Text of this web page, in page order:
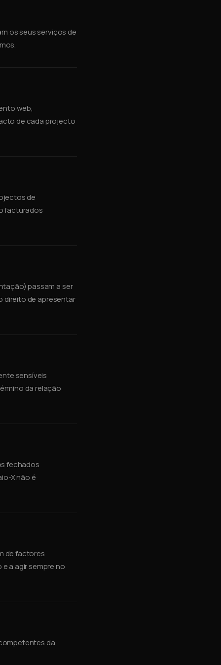
os seus serviços de
web,
de cada projecto
de
facturados
passam a ser
direito de apresentar
sensíveis
da relação
fechados
X não é
de factores
a agir sempre no
da